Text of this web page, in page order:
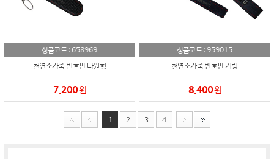
상품코드 : 658969
천연소가죽 번호판 타원형
7,200원
상품코드 :959015
천연소가죽 번호판 키링
8,400원
1 2 3 4